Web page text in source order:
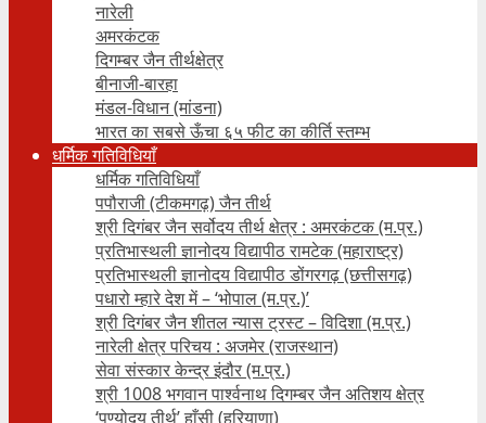
नारेली
अमरकंटक
दिगम्बर जैन तीर्थक्षेत्र
बीनाजी-बारहा
मंडल-विधान (मांडना)
भारत का सबसे ऊँचा ६५ फीट का कीर्ति स्तम्भ
धर्मिक गतिविधियाँ
धर्मिक गतिविधियाँ
पपौराजी (टीकमगढ़) जैन तीर्थ
श्री दिगंबर जैन सर्वोदय तीर्थ क्षेत्र : अमरकंटक (म.प्र.)
प्रतिभास्थली ज्ञानोदय विद्यापीठ रामटेक (महाराष्ट्र)
प्रतिभास्थली ज्ञानोदय विद्यापीठ डोंगरगढ़ (छत्तीसगढ़)
पधारो म्हारे देश में – ‘भोपाल (म.प्र.)’
श्री दिगंबर जैन शीतल न्यास ट्रस्ट – विदिशा (म.प्र.)
नारेली क्षेत्र परिचय : अजमेर (राजस्थान)
सेवा संस्कार केन्द्र इंदौर (म.प्र.)
श्री 1008 भगवान पार्श्वनाथ दिगम्बर जैन अतिशय क्षे‍त्र
‘पुण्योदय तीर्थ’ हाँसी (हरियाणा)